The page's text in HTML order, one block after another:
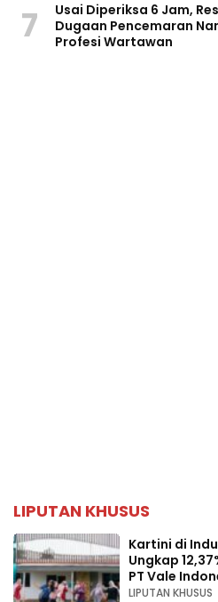
7
Usai Diperiksa 6 Jam,
Dugaan Pencemaran
Profesi Wartawan
LIPUTAN KHUSUS
Kartini di
Ungkap
PT Vale
LIPUTAN KHUSUS